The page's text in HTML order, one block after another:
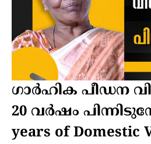
ഗാർഹിക പീഡന
20 വർഷം
years of Domestic